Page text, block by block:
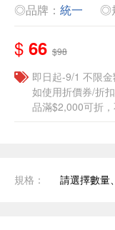
◎品牌： 統一 ◎
$ 66 $98
即日起-9/1 不限
如使用折價券/折
品滿$2,000可折
規格： 請選擇數量